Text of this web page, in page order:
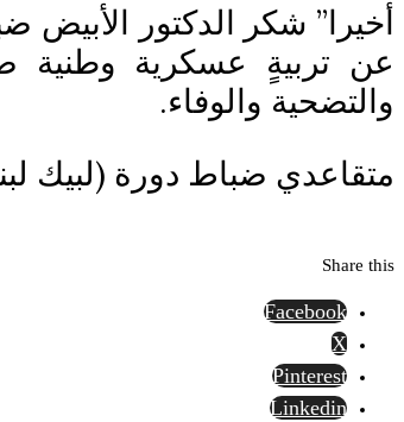
أخيرا” شكر الدكتور الأبيض
عن تربيةٍ عسكرية وطنية
والتضحية والوفاء.
متقاعدي ضباط دورة (لبيك
Share this
Facebook
X
Pinterest
Linkedin